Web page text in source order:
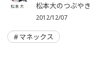
松本 大 松本大のつぶやき
2012/12/07
マネックス